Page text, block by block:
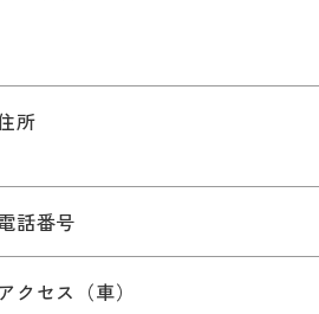
所
話番号
アクセス（車）